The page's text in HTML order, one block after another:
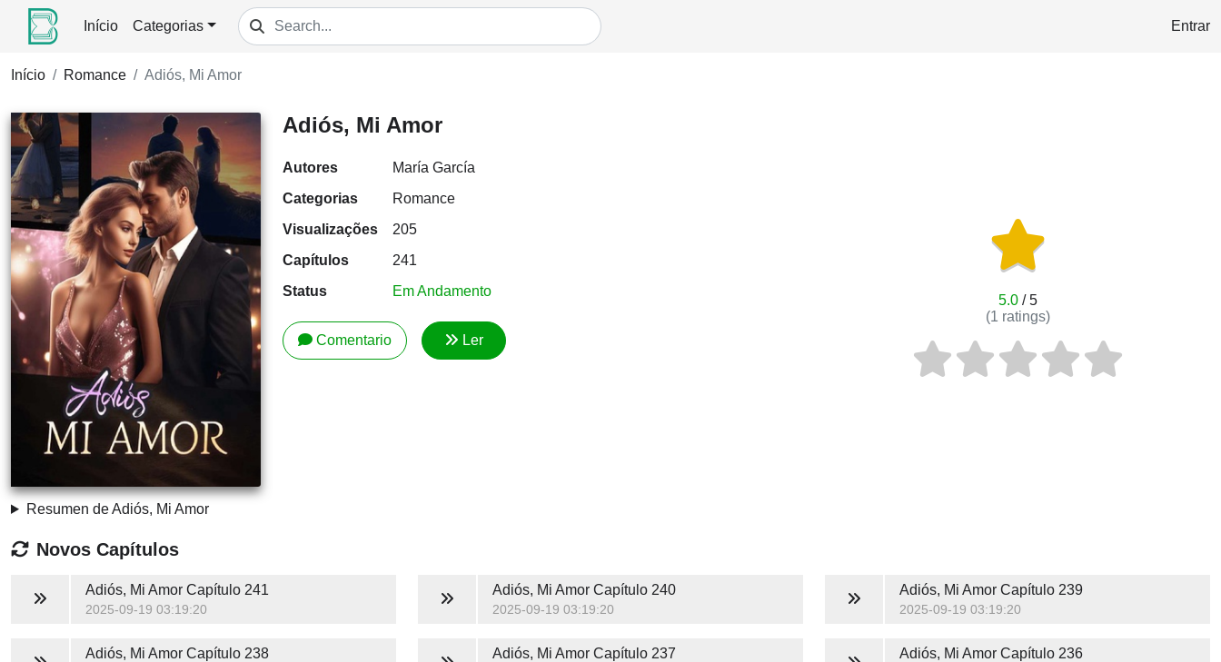
Início Categorias Entrar
Início Romance Adiós, Mi Amor
Adiós, Mi Amor
Autores
María García
Categorias
Romance
Visualizações
205
Capítulos
241
Status
Em Andamento
Comentario Ler
5.0/ 5
(1 ratings)
Resumen de Adiós, Mi Amor
Novos Capítulos
Adiós, Mi AmorCapítulo 241
2025-09-19 03:19:20
Adiós, Mi AmorCapítulo 240
2025-09-19 03:19:20
Adiós, Mi AmorCapítulo 239
2025-09-19 03:19:20
Adiós, Mi AmorCapítulo 238 Adiós, Mi AmorCapítulo 237 Adiós, Mi AmorCapítulo 236